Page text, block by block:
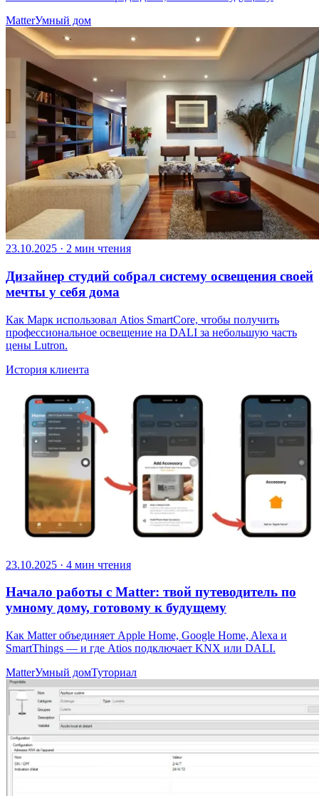
MatterУмный дом
23.10.2025 · 2 мин чтения
Дизайнер студий собрал систему освещения своей
мечты у себя дома
Как Марк использовал Atios SmartCore, чтобы получить
профессиональное освещение на DALI за небольшую часть
цены Lutron.
История клиента
23.10.2025 · 4 мин чтения
Начало работы с Matter: твой путеводитель по
умному дому, готовому к будущему
Как Matter объединяет Apple Home, Google Home, Alexa и
SmartThings — и где Atios подключает KNX или DALI.
MatterУмный домТуториал